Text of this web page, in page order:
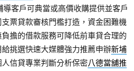
導客戶可典當或高價收購提供並客戶
票貸款審核門檻打造，資金困難機
擔的借款服務可降低前車貸合理的
挑選快速大媒體強力推薦申辦新埔
信貸專業判斷分析保密八德當舖推